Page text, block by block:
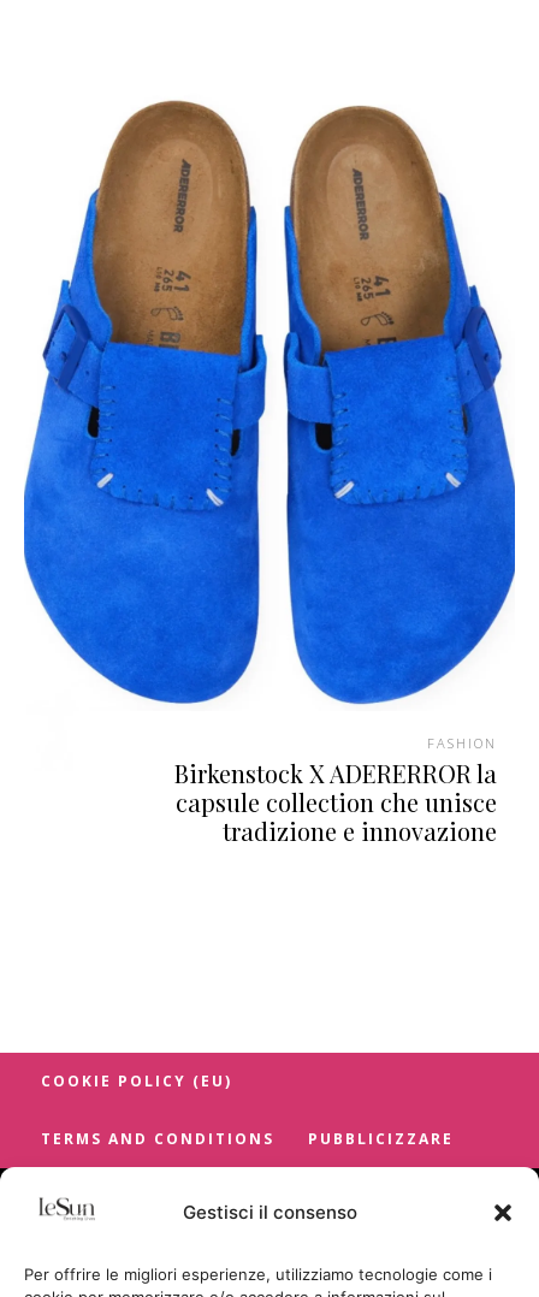
Gestisci il consenso
Per offrire le migliori esperienze, utilizziamo tecnologie come i
FASHION
Birkenstock X ADERERROR la
capsule collection che unisce
tradizione e innovazione
COOKIE POLICY (EU)
TERMS AND CONDITIONS PUBBLICIZZARE